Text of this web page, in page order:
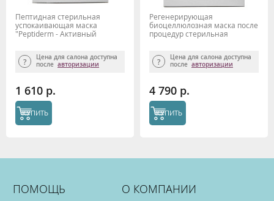
Пептидная стерильная
успокаивающая маска
"Peptiderm - Активный
Цена для салона доступна
после авторизации
1 610 р.
КУПИТЬ
Регенерирующая
биоцеллюлозная маска после
процедур стерильная
Цена для салона доступна
после авторизации
4 790 р.
КУПИТЬ
ПОМОЩЬ О КОМПАНИИ